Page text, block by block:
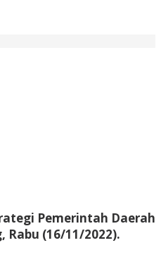
Pemerintah Daerah
(16/11/2022).